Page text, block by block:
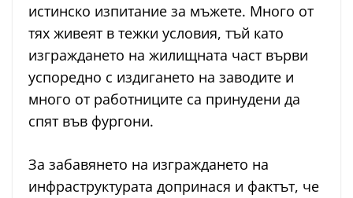
истинско изпитание за мъжете. Много от
тях живеят в тежки условия, тъй като
изграждането на жилищната част върви
успоредно с издигането на заводите и
много от работниците са принудени да
спят във фургони.
За забавянето на изграждането на
инфраструктурата допринася и фактът, че